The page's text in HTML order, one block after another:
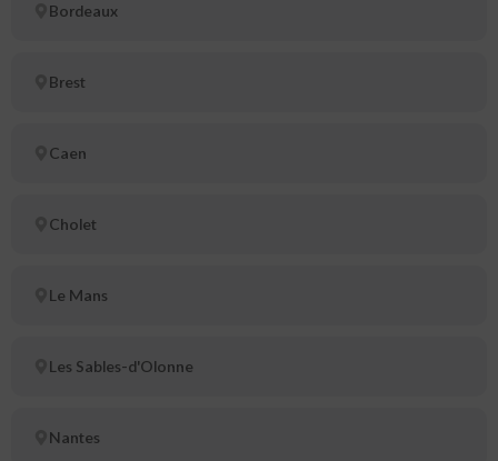
Bordeaux
Brest
Caen
Cholet
Le Mans
Les Sables-d'Olonne
Nantes